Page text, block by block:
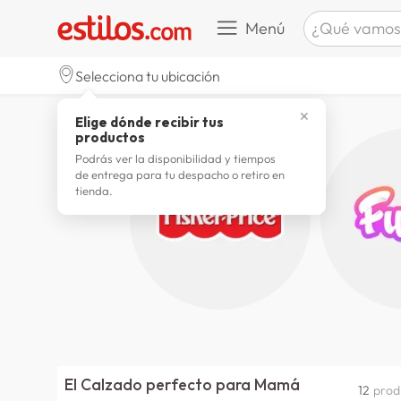
Menú ¿Qué vamos a
moda
Selecciona tu ubicación
✕
Elige dónde recibir tus
productos
Podrás ver la disponibilidad y tiempos
de entrega para tu despacho o retiro en
tienda.
el calzado perfecto para mamá
El Calzado perfecto para Mamá 12